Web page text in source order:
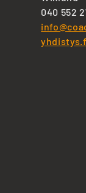
040 552